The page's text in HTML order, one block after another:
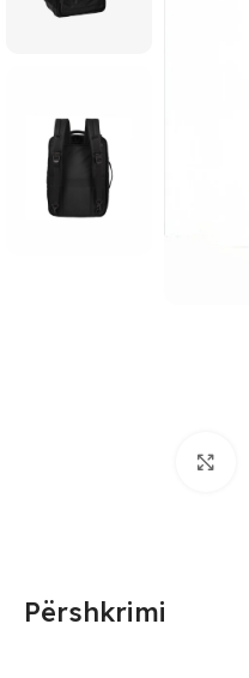
Përshkrimi